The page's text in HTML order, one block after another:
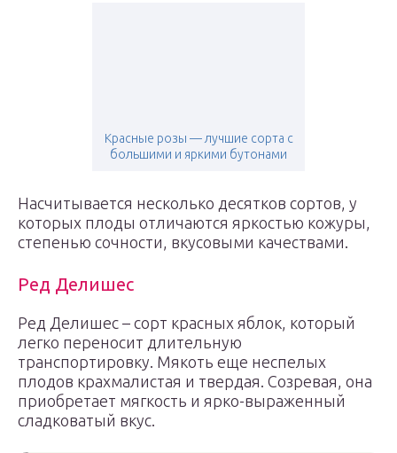
Красные розы — лучшие сорта с
большими и яркими бутонами
Насчитывается несколько десятков сортов, у
которых плоды отличаются яркостью кожуры,
степенью сочности, вкусовыми качествами.
Ред Делишес
Ред Делишес – сорт красных яблок, который
легко переносит длительную
транспортировку. Мякоть еще неспелых
плодов крахмалистая и твердая. Созревая, она
приобретает мягкость и ярко-выраженный
сладковатый вкус.